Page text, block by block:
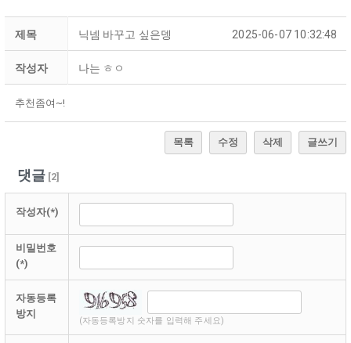
제목 닉넴 바꾸고 싶은뎅 2025-06-07 10:32:48
작성자 나는 ㅎㅇ
추천좀여~!
목록 수정 삭제 글쓰기
댓글[2]
작성자(*)
비밀번호
(*)
자동등록
방지
(자동등록방지 숫자를 입력해 주세요)